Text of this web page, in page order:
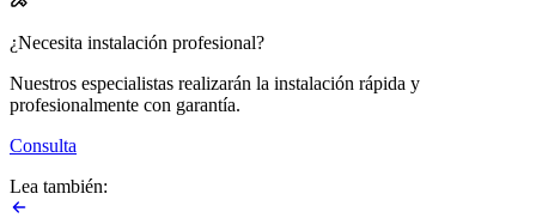
¿Necesita instalación profesional?
Nuestros especialistas realizarán la instalación rápida y
profesionalmente con garantía.
Consulta
Lea también: